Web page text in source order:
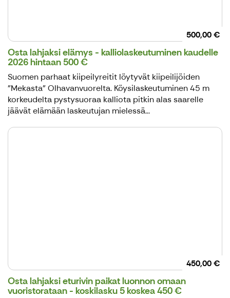
500,00 €
Osta lahjaksi elämys - kalliolaskeutuminen kaudelle
2026 hintaan 500 €
Suomen parhaat kiipeilyreitit löytyvät kiipeilijöiden
”Mekasta” Olhavanvuorelta. Köysilaskeutuminen 45 m
korkeudelta pystysuoraa kalliota pitkin alas saarelle
jäävät elämään laskeutujan mielessä...
450,00 €
Osta lahjaksi eturivin paikat luonnon omaan
vuoristorataan - koskilasku 5 koskea 450 €